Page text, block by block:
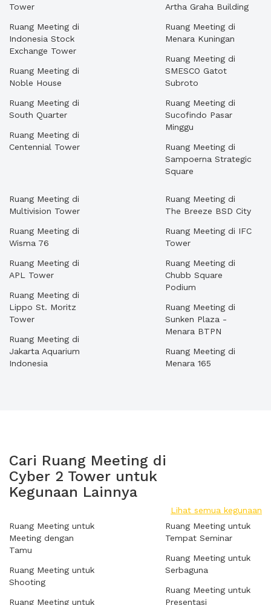
Tower
Ruang Meeting di
Indonesia Stock
Exchange Tower
Ruang Meeting di
Noble House
Ruang Meeting di
South Quarter
Ruang Meeting di
Centennial Tower
Artha Graha Building
Ruang Meeting di
Menara Kuningan
Ruang Meeting di
SMESCO Gatot
Subroto
Ruang Meeting di
Sucofindo Pasar
Minggu
Ruang Meeting di
Sampoerna Strategic
Square
Ruang Meeting di
Multivision Tower
Ruang Meeting di
Wisma 76
Ruang Meeting di
APL Tower
Ruang Meeting di
Lippo St. Moritz
Tower
Ruang Meeting di
Jakarta Aquarium
Indonesia
Ruang Meeting di
The Breeze BSD City
Ruang Meeting di IFC
Tower
Ruang Meeting di
Chubb Square
Podium
Ruang Meeting di
Sunken Plaza -
Menara BTPN
Ruang Meeting di
Menara 165
Cari Ruang Meeting di
Cyber 2 Tower untuk
Kegunaan Lainnya
Lihat semua kegunaan
Ruang Meeting untuk
Meeting dengan
Tamu
Ruang Meeting untuk
Shooting
Ruang Meeting untuk
Ruang Meeting untuk
Tempat Seminar
Ruang Meeting untuk
Serbaguna
Ruang Meeting untuk
Presentasi